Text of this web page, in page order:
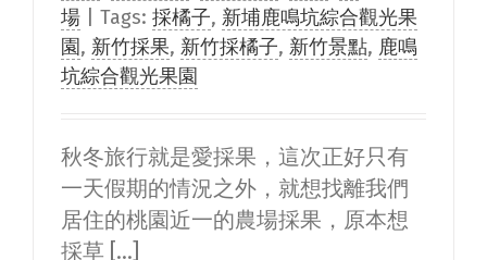
場
Tags: 採橘子, 新埔鹿鳴坑綜合觀光果
園, 新竹採果, 新竹採橘子, 新竹景點, 鹿鳴
坑綜合觀光果園
秋冬旅行就是愛採果，這次正好只有
一天假期的情況之外，就想找離我們
居住的桃園近一的農場採果，原本想
採草 [...]